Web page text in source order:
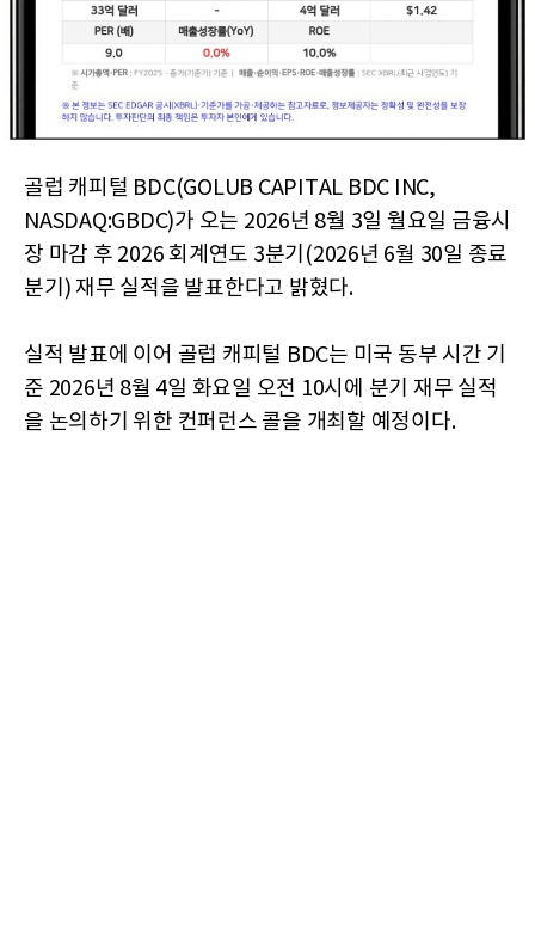
골럽 캐피털 BDC(GOLUB CAPITAL BDC INC,
NASDAQ:GBDC)가 오는 2026년 8월 3일 월요일 금융시
장 마감 후 2026 회계연도 3분기(2026년 6월 30일 종료
분기) 재무 실적을 발표한다고 밝혔다.
실적 발표에 이어 골럽 캐피털 BDC는 미국 동부 시간 기
준 2026년 8월 4일 화요일 오전 10시에 분기 재무 실적
을 논의하기 위한 컨퍼런스 콜을 개최할 예정이다.